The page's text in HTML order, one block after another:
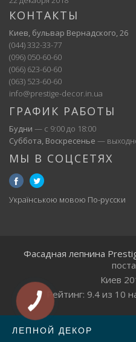
КОНТАКТЫ
Киев, бульвар Вернадского, 26
(044) 332-33-77
(096) 050-60-60
(066) 623-60-60
(063) 523-60-60
info@prestige-decor.in.ua
ГРАФИК РАБОТЫ
Будни — с 9:00 до 18:00
Суббота, Воскресенье —
МЫ В СОЦСЕТЯХ
Українською мовою По-русски
Фасадная лепнина
Киев
Рейтинг: 9.4из 10
ЛЕПНОЙ ДЕКОР